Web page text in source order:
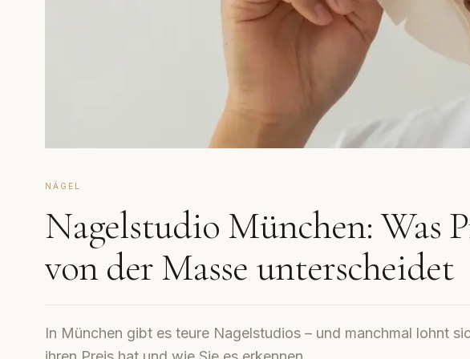
NÄGEL
Nagelstudio München: Was
von der Masse unterscheidet
In München gibt es teure Nagelstudios – und manchmal lohnt